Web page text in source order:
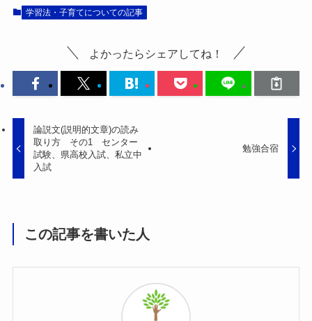
学習法・子育てについての記事
よかったらシェアしてね！
論説文(説明的文章)の読み
取り方 その1 センター
試験、県高校入試、私立中
入試
勉強合宿
この記事を書いた人